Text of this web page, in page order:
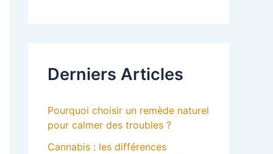
Derniers Articles
Pourquoi choisir un remède naturel
pour calmer des troubles ?
Cannabis : les différences